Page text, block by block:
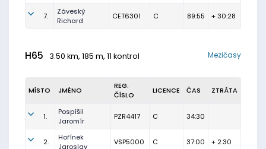
7.
Záveský
Richard
CET6301 C 89:55 + 30:28
H65 3.50 km, 185 m, 11 kontrol Mezičasy
MÍSTO JMÉNO
REG.
ČÍSLO
LICENCE ČAS ZTRÁTA
1.
Pospíšil
Jaromír
PZR4417 C 34:30
2.
Hořínek
Jaroslav
VSP5000 C 37:00 + 2:30